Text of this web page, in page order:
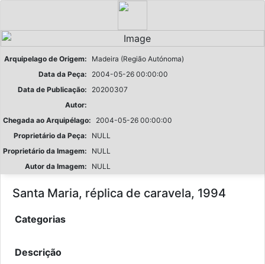
Arquipelago de Origem:
Madeira (Região Autónoma)
Data da Peça:
2004-05-26 00:00:00
Data de Publicação:
20200307
Autor:
Chegada ao Arquipélago:
2004-05-26 00:00:00
Proprietário da Peça:
NULL
Proprietário da Imagem:
NULL
Autor da Imagem:
NULL
Santa Maria, réplica de caravela, 1994
Categorias
Descrição